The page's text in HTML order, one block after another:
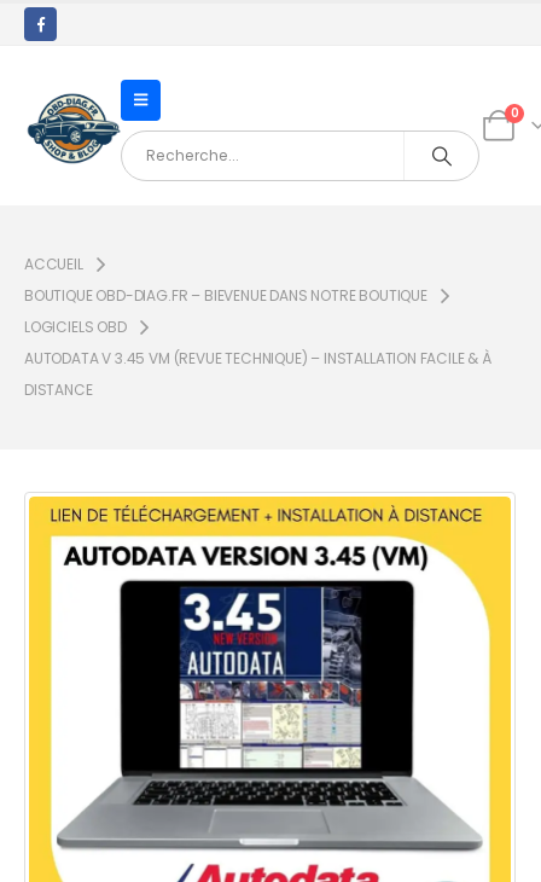
0
ACCUEIL
BOUTIQUE OBD-DIAG.FR – BIEVENUE DANS NOTRE BOUTIQUE
LOGICIELS OBD
AUTODATA V 3.45 VM (REVUE TECHNIQUE) – INSTALLATION FACILE & À
DISTANCE